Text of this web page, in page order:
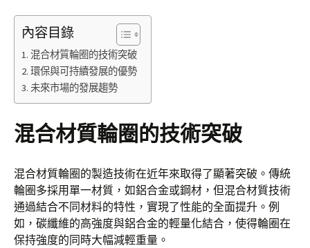
內容目錄
混合材質輪圈的技術突破
環保與可持續發展的優勢
未來市場的發展趨勢
混合材質輪圈的技術突破
混合材質輪圈的製造技術在近年來取得了顯著突破。傳統
輪圈多採用單一材質，如鋁合金或鋼材，但混合材質技術
通過結合不同材料的特性，實現了性能的全面提升。例
如，碳纖維的高強度與鋁合金的輕量化結合，使得輪圈在
保持強度的同時大幅減輕重量。